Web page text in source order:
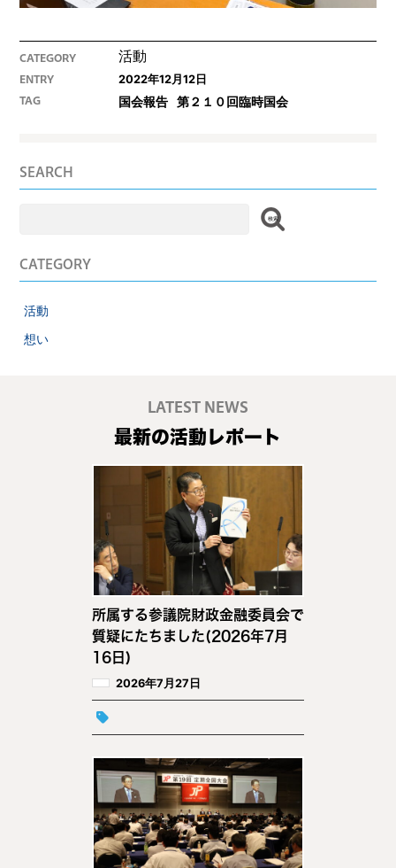
CATEGORY 活動
ENTRY 2022年12月12日
TAG 国会報告 第２１０回臨時国会
SEARCH
CATEGORY
活動
想い
LATEST NEWS
最新の活動レポート
所属する参議院財政金融委員会で
質疑にたちました(2026年7月
16日)
2026年7月27日